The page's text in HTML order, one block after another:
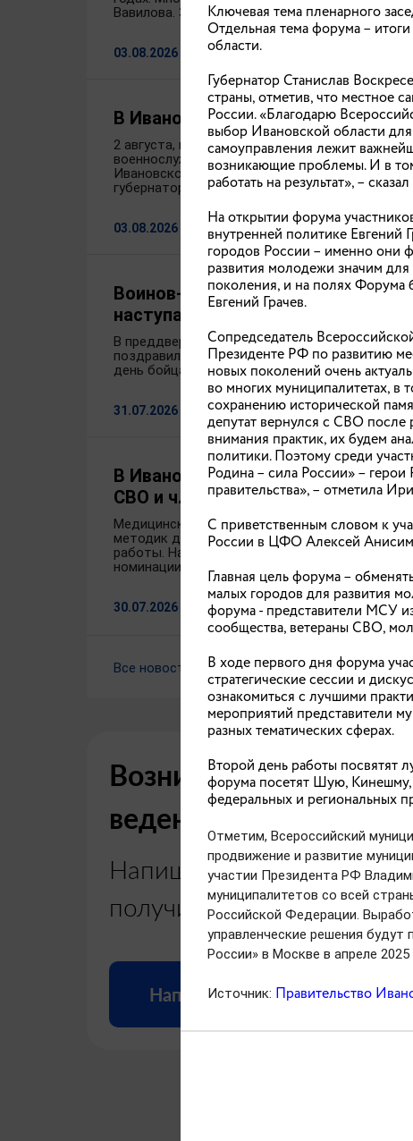
Вавилова. Знание.Премия реализуется в
03.08.2026
В Ивановской области
2 августа, в годовщину образования
военнослужащих и ветеранов поздравили
Ивановского соединения ВДВ –
губернатор региона Станислав Воскресенский.
03.08.2026
Воинов-десантников,
наступающим профессиональным
В преддверии Дня воздушно-десантных
поздравили с праздником военнослужащих,
день бойцам 98-й гвардейской воздушно-
31.07.2026
В Ивановской области
СВО и членов их семей
Медицинский научно-образовательный
методик для реабилитации участников и
работы. На всероссийском форуме
номинации «Здоровье СВОих».
30.07.2026
Все новости
Возникли трудности
ведении бизнеса в
Напишите, чтобы быстро
получить ответ
Написать
Ключевая тема пленарного
Отдельная тема форума –
области.
Губернатор Станислав
страны, отметив, что местное
России. «Благодарю
выбор Ивановской области
самоуправления лежит
возникающие проблемы. И в
работать на результат», –
На открытии форума
внутренней политике Евгений
городов России – именно они
развития молодежи значим
поколения, и на полях Форума
Евгений Грачев.
Сопредседатель
Президенте РФ по развитию
новых поколений очень
во многих муниципалитетах, в
сохранению исторической
депутат вернулся с СВО после
внимания практик, их будем
политики. Поэтому среди
Родина – сила России» –
правительства», – отметила
С приветственным словом к
России в ЦФО Алексей
Главная цель форума –
малых городов для развития
форума - представители МСУ
сообщества, ветераны СВО,
В ходе первого дня форума
стратегические сессии и
ознакомиться с лучшими
мероприятий представители
разных тематических сферах.
Второй день работы посвятят
форума посетят Шую, Кинешму,
федеральных и региональных
Отметим, Всероссийский
продвижение и развитие
участии Президента РФ
муниципалитетов со всей
Российской Федерации.
управленческие решения
России» в Москве в апреле 2025
Источник: Правительство